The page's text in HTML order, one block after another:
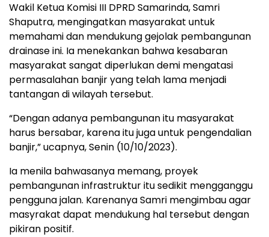
Wakil Ketua Komisi III DPRD Samarinda, Samri
Shaputra, mengingatkan masyarakat untuk
memahami dan mendukung gejolak pembangunan
drainase ini. Ia menekankan bahwa kesabaran
masyarakat sangat diperlukan demi mengatasi
permasalahan banjir yang telah lama menjadi
tantangan di wilayah tersebut.
“Dengan adanya pembangunan itu masyarakat
harus bersabar, karena itu juga untuk pengendalian
banjir,” ucapnya, Senin (10/10/2023).
Ia menila bahwasanya memang, proyek
pembangunan infrastruktur itu sedikit mengganggu
pengguna jalan. Karenanya Samri mengimbau agar
masyrakat dapat mendukung hal tersebut dengan
pikiran positif.